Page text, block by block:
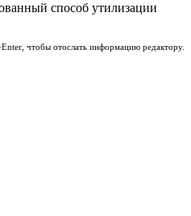
способ утилизации
чтобы отослать информацию редактору.